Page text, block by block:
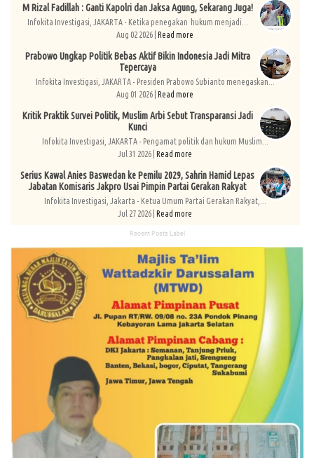
M Rizal Fadillah : Ganti Kapolri dan Jaksa Agung, Sekarang Juga!
Infokita Investigasi, JAKARTA - Ketika penegakan hukum menjadi...
Aug 02 2026 | Read more
Prabowo Ungkap Politik Bebas Aktif Bikin Indonesia Jadi Mitra
Tepercaya
Infokita Investigasi, JAKARTA - Presiden Prabowo Subianto menegaskan...
Aug 01 2026 | Read more
Kritik Praktik Survei Politik, Muslim Arbi Sebut Transparansi Jadi
Kunci
Infokita Investigasi, JAKARTA - Pengamat politik dan hukum Muslim...
Jul 31 2026 | Read more
Serius Kawal Anies Baswedan ke Pemilu 2029, Sahrin Hamid Lepas
Jabatan Komisaris Jakpro Usai Pimpin Partai Gerakan Rakyat
Infokita Investigasi, Jakarta - Ketua Umum Partai Gerakan Rakyat,...
Jul 27 2026 | Read more
Recent Posts Label